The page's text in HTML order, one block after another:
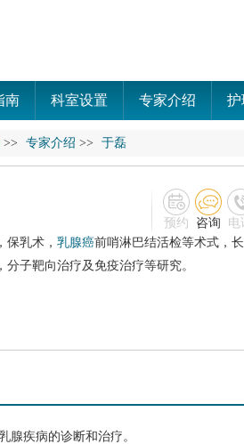
南 科室设置 专家介绍 护
>> 专家介绍 >> 于磊
保乳术， 乳腺癌前哨淋巴结活检等术式，
子靶向治疗及免疫治疗等研究。
预约 咨询 电
疾病的诊断和治疗。